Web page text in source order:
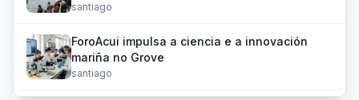
santiago
ForoAcui impulsa a ciencia e a innovación
mariña no Grove
santiago